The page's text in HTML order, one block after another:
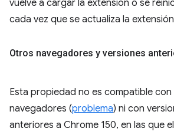
vuelve a cargar la extensión o se
cada vez que se actualiza la
Otros navegadores y versiones
Esta propiedad no es compatible
navegadores (problema) ni con
anteriores a Chrome 150, en las que